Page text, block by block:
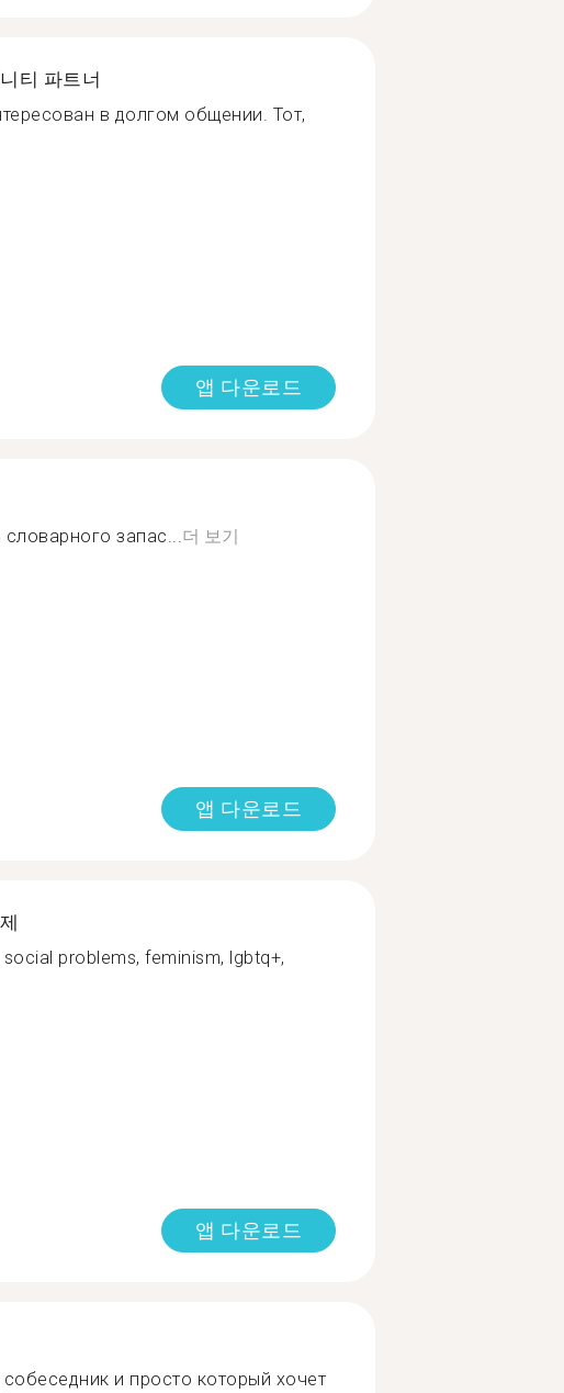
티 파트너
в долгом общении. Тот,
앱 다운로드
запас...더 보기
앱 다운로드
problems, feminism, lgbtq+,
앱 다운로드
и просто который хочет